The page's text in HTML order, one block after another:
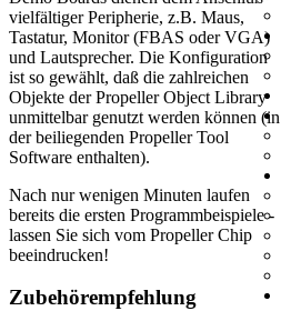
vielfältiger Peripherie, z.B. Maus,
Tastatur, Monitor (FBAS oder VGA)
und Lautsprecher. Die Konfiguration
ist so gewählt, daß die zahlreichen
Objekte der Propeller Object Library
unmittelbar genutzt werden können (in
der beiliegenden Propeller Tool
Software enthalten).
Nach nur wenigen Minuten laufen
bereits die ersten Programmbeispiele -
lassen Sie sich vom Propeller Chip
beeindrucken!
Zubehörempfehlung